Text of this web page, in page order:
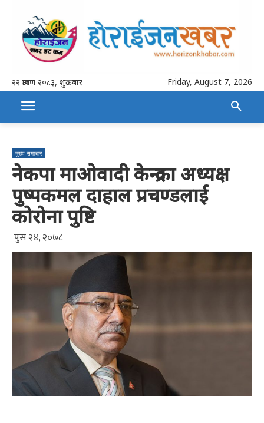
२२ श्रावण २०८३, शुक्रबार Friday, August 7, 2026
मुख्य समाचार
नेकपा माओवादी केन्द्रका अध्यक्ष
पुष्पकमल दाहाल प्रचण्डलाई
कोरोना पुष्टि
पुस २४, २०७८